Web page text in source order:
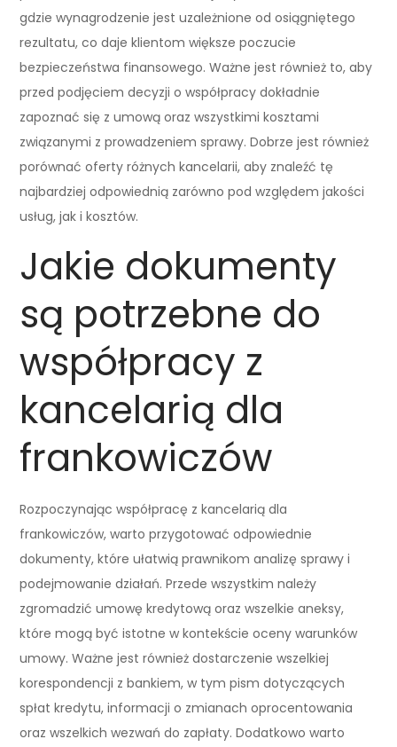
gdzie wynagrodzenie jest uzależnione od osiągniętego
rezultatu, co daje klientom większe poczucie
bezpieczeństwa finansowego. Ważne jest również to, aby
przed podjęciem decyzji o współpracy dokładnie
zapoznać się z umową oraz wszystkimi kosztami
związanymi z prowadzeniem sprawy. Dobrze jest również
porównać oferty różnych kancelarii, aby znaleźć tę
najbardziej odpowiednią zarówno pod względem jakości
usług, jak i kosztów.
Jakie dokumenty
są potrzebne do
współpracy z
kancelarią dla
frankowiczów
Rozpoczynając współpracę z kancelarią dla
frankowiczów, warto przygotować odpowiednie
dokumenty, które ułatwią prawnikom analizę sprawy i
podejmowanie działań. Przede wszystkim należy
zgromadzić umowę kredytową oraz wszelkie aneksy,
które mogą być istotne w kontekście oceny warunków
umowy. Ważne jest również dostarczenie wszelkiej
korespondencji z bankiem, w tym pism dotyczących
spłat kredytu, informacji o zmianach oprocentowania
oraz wszelkich wezwań do zapłaty. Dodatkowo warto